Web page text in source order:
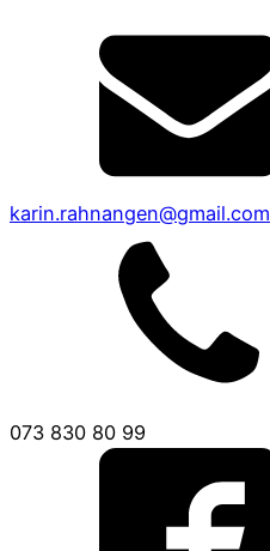
karin.rahnangen@gmail.com
073 830 80 99